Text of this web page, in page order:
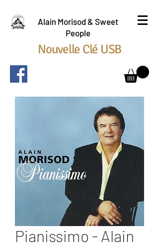
Alain Morisod & Sweet
People
Nouvelle Clé USB
Pianissimo - Alain